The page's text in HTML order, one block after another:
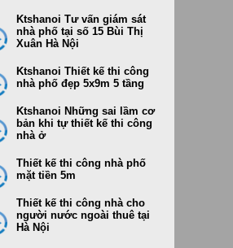
Ktshanoi Tư vấn giám sát
nhà phố tại số 15 Bùi Thị
Xuân Hà Nội
Ktshanoi Thiết kế thi công
nhà phố đẹp 5x9m 5 tầng
Ktshanoi Những sai lầm cơ
bản khi tự thiết kế thi công
nhà ở
Thiết kế thi công nhà phố
mặt tiền 5m
Thiết kế thi công nhà cho
người nước ngoài thuê tại
Hà Nội